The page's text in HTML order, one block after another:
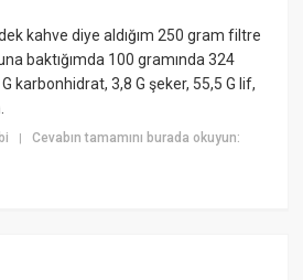
kahve diye aldığım 250 gram filtre
baktığımda 100 gramında 324
karbonhidrat, 3,8 G şeker, 55,5 G lif,
|Cevabın tamamını burada okuyun: